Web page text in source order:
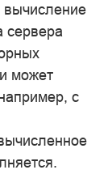
вычисление
сервера
может
с